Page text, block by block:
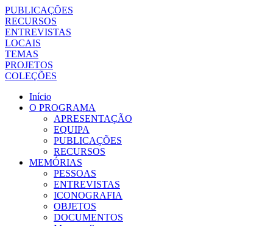
PUBLICAÇÕES
RECURSOS
ENTREVISTAS
LOCAIS
TEMAS
PROJETOS
COLEÇÕES
Início
O PROGRAMA
APRESENTAÇÃO
EQUIPA
PUBLICAÇÕES
RECURSOS
MEMÓRIAS
PESSOAS
ENTREVISTAS
ICONOGRAFIA
OBJETOS
DOCUMENTOS